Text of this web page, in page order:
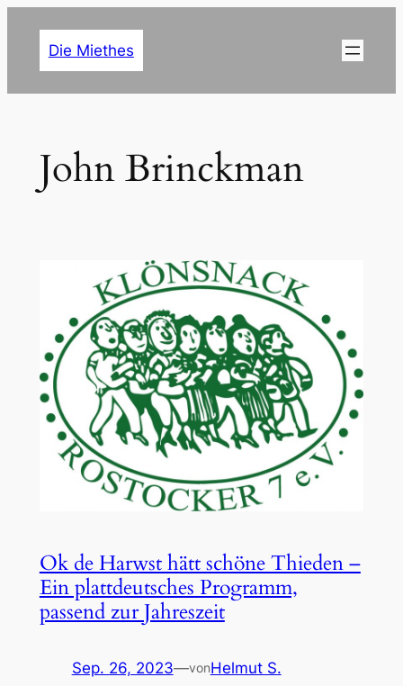
Die Miethes
John Brinckman
Ok de Harwst hätt schöne Thieden –
Ein plattdeutsches Programm,
passend zur Jahreszeit
Sep. 26, 2023—vonHelmut S.